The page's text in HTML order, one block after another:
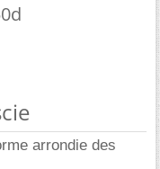
arrondie des